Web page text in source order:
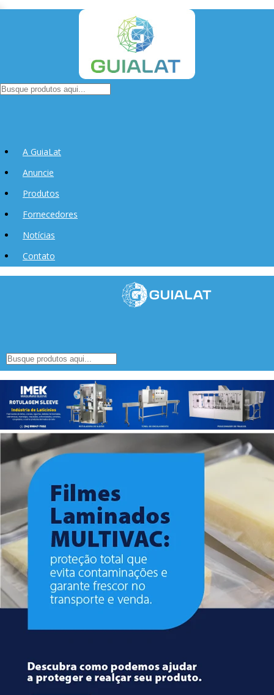
A GuiaLat
Anuncie
Produtos
Fornecedores
Notícias
Contato